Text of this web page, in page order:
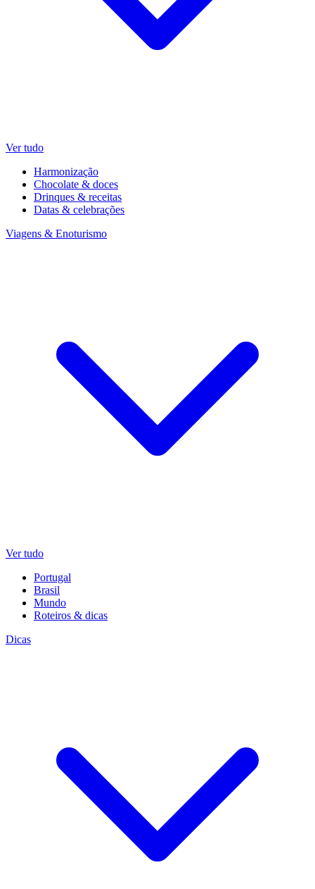
Ver tudo
Harmonização
Chocolate & doces
Drinques & receitas
Datas & celebrações
Viagens & Enoturismo
Ver tudo
Portugal
Brasil
Mundo
Roteiros & dicas
Dicas